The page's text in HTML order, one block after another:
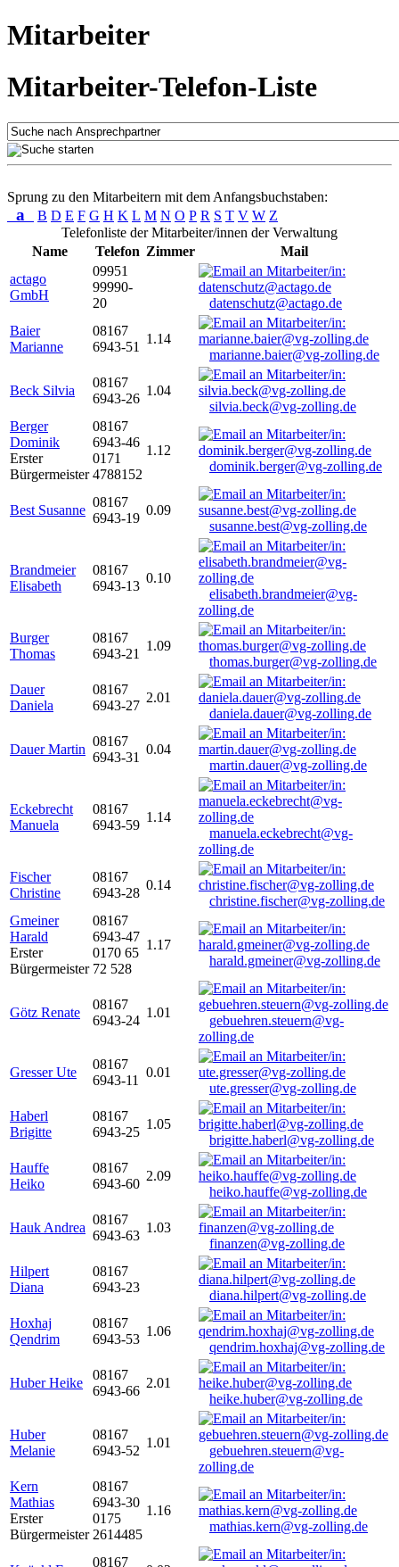
Mitarbeiter
Mitarbeiter-Telefon-Liste
Sprung zu den Mitarbeitern mit dem Anfangsbuchstaben:
a B D E F G H K L M N O P R S T V W Z
Telefonliste der Mitarbeiter/innen der Verwaltung
Name
Telefon Zimmer
Mail
actago
GmbH
09951
99990-
20
datenschutz@actago.de
Baier
Marianne
08167
6943-51
1.14
marianne.baier@vg-zolling.de
Beck Silvia
08167
6943-26
1.04
silvia.beck@vg-zolling.de
Berger
Dominik
Erster
Bürgermeister
08167
6943-46
0171
4788152
1.12
dominik.berger@vg-zolling.de
Best Susanne
08167
6943-19
0.09
susanne.best@vg-zolling.de
Brandmeier
Elisabeth
08167
6943-13
0.10
elisabeth.brandmeier@vg-
zolling.de
Burger
Thomas
08167
6943-21
1.09
thomas.burger@vg-zolling.de
Dauer
Daniela
08167
6943-27
2.01
daniela.dauer@vg-zolling.de
Dauer Martin
08167
6943-31
0.04
martin.dauer@vg-zolling.de
Eckebrecht
Manuela
08167
6943-59
1.14
manuela.eckebrecht@vg-
zolling.de
Fischer
Christine
08167
6943-28
0.14
christine.fischer@vg-zolling.de
Gmeiner
Harald
Erster
Bürgermeister
08167
6943-47
0170 65
72 528
1.17
harald.gmeiner@vg-zolling.de
Götz Renate
08167
6943-24
1.01
gebuehren.steuern@vg-
zolling.de
Gresser Ute
08167
6943-11
0.01
ute.gresser@vg-zolling.de
Haberl
Brigitte
08167
6943-25
1.05
brigitte.haberl@vg-zolling.de
Hauffe
Heiko
08167
6943-60
2.09
heiko.hauffe@vg-zolling.de
Hauk Andrea
08167
6943-63
1.03
finanzen@vg-zolling.de
Hilpert
Diana
08167
6943-23
diana.hilpert@vg-zolling.de
Hoxhaj
Qendrim
08167
6943-53
1.06
qendrim.hoxhaj@vg-zolling.de
Huber Heike
08167
6943-66
2.01
heike.huber@vg-zolling.de
Huber
Melanie
08167
6943-52
1.01
gebuehren.steuern@vg-
zolling.de
Kern
Mathias
Erster
Bürgermeister
08167
6943-30
0175
2614485
1.16
mathias.kern@vg-zolling.de
08167